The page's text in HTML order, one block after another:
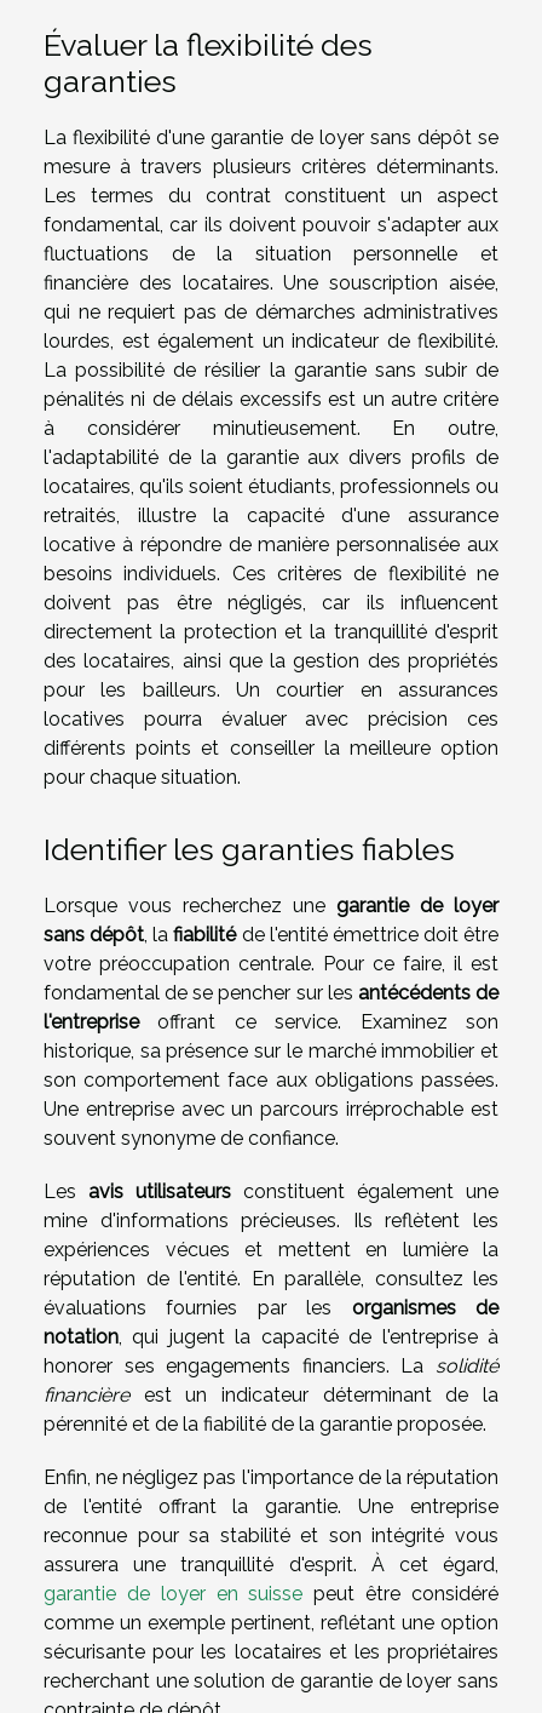
Évaluer la flexibilité des
garanties
La flexibilité d'une garantie de loyer sans dépôt se
mesure à travers plusieurs critères déterminants.
Les termes du contrat constituent un aspect
fondamental, car ils doivent pouvoir s'adapter aux
fluctuations de la situation personnelle et
financière des locataires. Une souscription aisée,
qui ne requiert pas de démarches administratives
lourdes, est également un indicateur de flexibilité.
La possibilité de résilier la garantie sans subir de
pénalités ni de délais excessifs est un autre critère
à considérer minutieusement. En outre,
l'adaptabilité de la garantie aux divers profils de
locataires, qu'ils soient étudiants, professionnels ou
retraités, illustre la capacité d'une assurance
locative à répondre de manière personnalisée aux
besoins individuels. Ces critères de flexibilité ne
doivent pas être négligés, car ils influencent
directement la protection et la tranquillité d'esprit
des locataires, ainsi que la gestion des propriétés
pour les bailleurs. Un courtier en assurances
locatives pourra évaluer avec précision ces
différents points et conseiller la meilleure option
pour chaque situation.
Identifier les garanties fiables
Lorsque vous recherchez une garantie de loyer
sans dépôt , lafiabilitéde l'entité émettrice doit être
votre préoccupation centrale. Pour ce faire, il est
fondamental de se pencher sur les antécédents de
l'entrepriseoffrant ce service. Examinez son
historique, sa présence sur le marché immobilier et
son comportement face aux obligations passées.
Une entreprise avec un parcours irréprochable est
souvent synonyme de confiance.
Les avis utilisateurs constituent également une
mine d'informations précieuses. Ils reflètent les
expériences vécues et mettent en lumière la
réputation de l'entité. En parallèle, consultez les
évaluations fournies par les organismes de
notation , qui jugent la capacité de l'entreprise à
honorer ses engagements financiers. La solidité
financièreest un indicateur déterminant de la
pérennité et de la fiabilité de la garantie proposée.
Enfin, ne négligez pas l'importance de la réputation
de l'entité offrant la garantie. Une entreprise
reconnue pour sa stabilité et son intégrité vous
assurera une tranquillité d'esprit. À cet égard,
garantie de loyer en suisse peut être considéré
comme un exemple pertinent, reflétant une option
sécurisante pour les locataires et les propriétaires
recherchant une solution de garantie de loyer sans